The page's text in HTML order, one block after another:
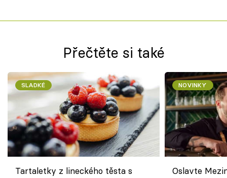
Přečtěte si také
SLADKÉ
Tartaletky z lineckého těsta s
NOVINKY
Oslavte